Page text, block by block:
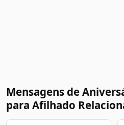
Mensagens de
para Afilhado